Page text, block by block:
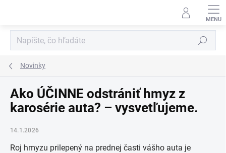
Hľadať
Novinky
Ako ÚČINNE odstrániť hmyz z
karosérie auta? – vysvetľujeme.
14.1.2026
Roj hmyzu prilepený na prednej časti vášho auta je